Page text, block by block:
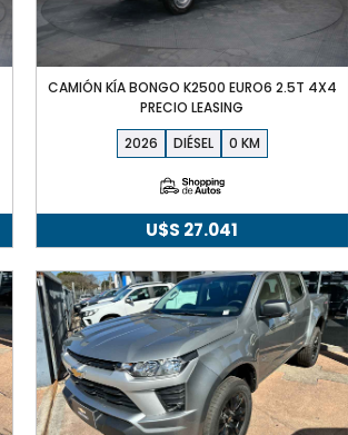
CAMIÓN KÍA BONGO K2500 EURO6 2.5T 4X4
PRECIO LEASING
2026
DIÉSEL 0
U$S 27.041